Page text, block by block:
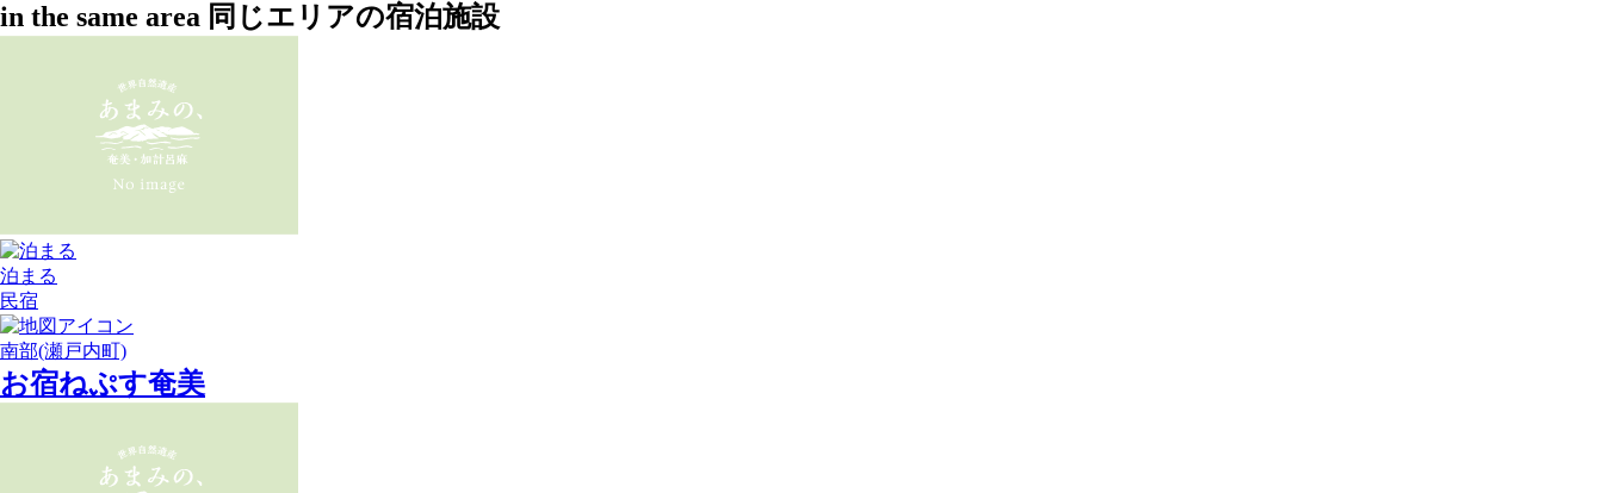
in the same area 同じエリアの宿泊施設
泊まる
民宿
南部(瀬戸内町)
お宿ねぷす奄美